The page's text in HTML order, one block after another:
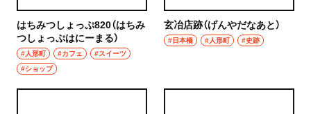
はちみつしょっぷ820（はちみ
つしょっぷはにーまる）
#人形町 #カフェ
#スイーツ
#ショップ
玄冶店跡（げんやだなあと）
#日本橋 #人形町 #史跡